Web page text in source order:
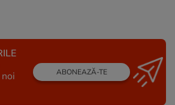
ABONEAZĂ-TE